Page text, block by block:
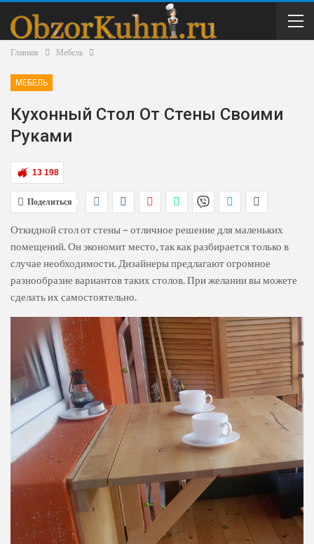
Главная Мебель
МЕБЕЛЬ
Кухонный Стол От Стены Своими
Руками
13 198
Поделиться
Откидной стол от стены – отличное решение для маленьких
помещений. Он экономит место, так как разбирается только в
случае необходимости. Дизайнеры предлагают огромное
разнообразие вариантов таких столов. При желании вы можете
сделать их самостоятельно.